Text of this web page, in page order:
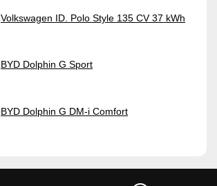
Volkswagen ID. Polo Style 135 CV 37 kWh
BYD Dolphin G Sport
BYD Dolphin G DM-i Comfort